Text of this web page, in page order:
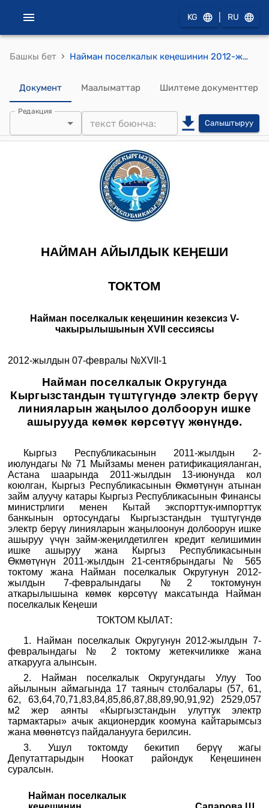
KG RU
Башкы бет › Найман поселкалык кеңешинин 2012-жылдын 07-февралындагы №XVII-1 "Найман поселкалык Округунда Кыргызстандын түштүгүндө электр берүү линияларын жаңылоо долбоорун ишке ашырууда көмөк көрсөтүү жөнүндө." токтому
Документ Маалыматтар Шилтеме документтер
Редакция
Салыштыруу